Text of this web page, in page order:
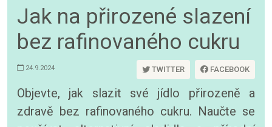
Jak na přirozené slazení
bez rafinovaného cukru
24.9.2024 TWITTER FACEBOOK
Objevte, jak slazit své jídlo přirozeně a
zdravě bez rafinovaného cukru. Naučte se